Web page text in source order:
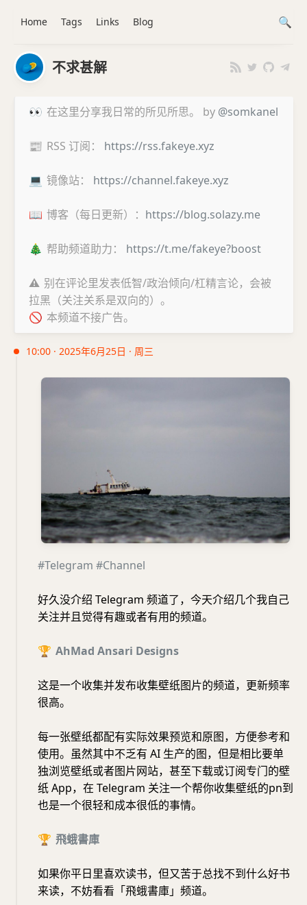
不求甚解
👀 在这里分享我日常的所见所思。 by @somkanel
📰 RSS 订阅： https://rss.fakeye.xyz
💻 镜像站： https://channel.fakeye.xyz
📖 博客（每日更新）： https://blog.solazy.me
🎄 帮助频道助力： https://t.me/fakeye?boost
⚠️ 别在评论里发表低智/政治倾向/杠精言论，会被
拉黑（关注关系是双向的）。
🚫 本频道不接广告。
10:00 · 2025年6月25日 · 周三
#Telegram #Channel
好久没介绍 Telegram 频道了，今天介绍几个我自己
关注并且觉得有趣或者有用的频道。
🏆 AhMad Ansari Designs
这是一个收集并发布收集壁纸图片的频道，更新频率
很高。
每一张壁纸都配有实际效果预览和原图，方便参考和
使用。虽然其中不乏有 AI 生产的图，但是相比要单
独浏览壁纸或者图片网站，甚至下载或订阅专门的壁
纸 App，在 Telegram 关注一个帮你收集壁纸的pn到
也是一个很轻和成本很低的事情。
🏆 飛蛾書庫
如果你平日里喜欢读书，但又苦于总找不到什么好书
来读，不妨看看「飛蛾書庫」频道。
Home Tags Links Blog